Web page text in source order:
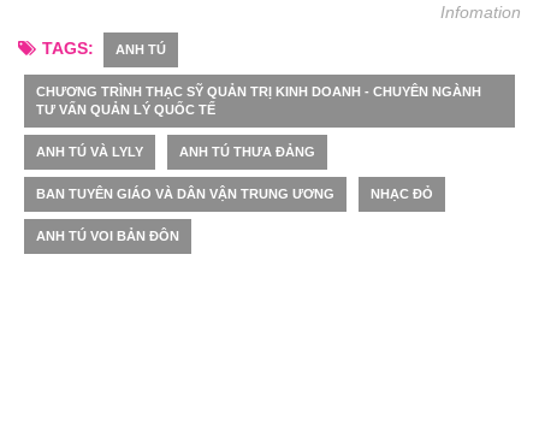
Infomation
TAGS:
ANH TÚ
CHƯƠNG TRÌNH THẠC SỸ QUẢN TRỊ KINH DOANH - CHUYÊN NGÀNH
TƯ VẤN QUẢN LÝ QUỐC TẾ
ANH TÚ VÀ LYLY ANH TÚ THƯA ĐẢNG
BAN TUYÊN GIÁO VÀ DÂN VẬN TRUNG ƯƠNG NHẠC ĐỎ
ANH TÚ VOI BẢN ĐÔN